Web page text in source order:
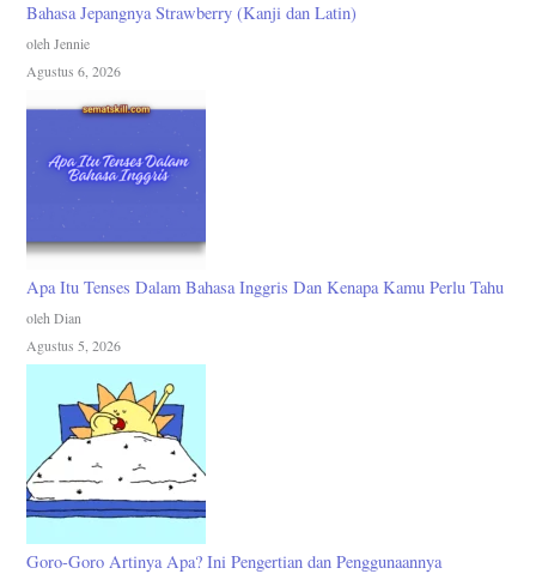
Bahasa Jepangnya Strawberry (Kanji dan Latin)
oleh Jennie
Agustus 6, 2026
Apa Itu Tenses Dalam Bahasa Inggris Dan Kenapa Kamu Perlu Tahu
oleh Dian
Agustus 5, 2026
Goro-Goro Artinya Apa? Ini Pengertian dan Penggunaannya